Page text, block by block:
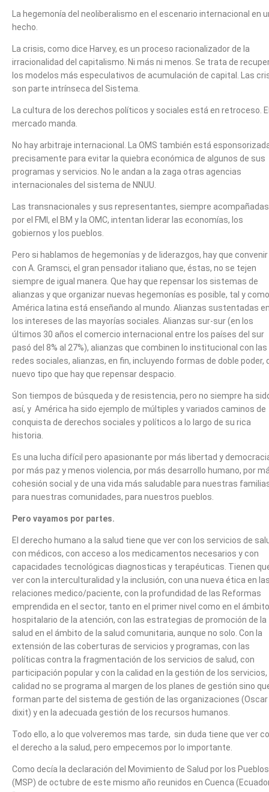
La hegemonía del neoliberalismo en el escenario internacional en
hecho.
La crisis, como dice Harvey, es un proceso racionalizador de la
irracionalidad del capitalismo. Ni más ni menos. Se trata de
los modelos más especulativos de acumulación de capital. Las
son parte intrínseca del Sistema.
La cultura de los derechos políticos y sociales está en retroceso.
mercado manda.
No hay arbitraje internacional. La OMS también está
precisamente para evitar la quiebra económica de algunos de sus
programas y servicios. No le andan a la zaga otras agencias
internacionales del sistema de NNUU.
Las transnacionales y sus representantes, siempre acompañadas
por el FMI, el BM y la OMC, intentan liderar las economías, los
gobiernos y los pueblos.
Pero si hablamos de hegemonías y de liderazgos, hay que convenir
con A. Gramsci, el gran pensador italiano que, éstas, no se tejen
siempre de igual manera. Que hay que repensar los sistemas de
alianzas y que organizar nuevas hegemonías es posible, tal y como
América latina está enseñando al mundo. Alianzas sustentadas
los intereses de las mayorías sociales. Alianzas sur-sur (en los
últimos 30 años el comercio internacional entre los países del sur
pasó del 8% al 27%), alianzas que combinen lo institucional con las
redes sociales, alianzas, en fin, incluyendo formas de doble poder,
nuevo tipo que hay que repensar despacio.
Son tiempos de búsqueda y de resistencia, pero no siempre ha
así, y América ha sido ejemplo de múltiples y variados caminos de
conquista de derechos sociales y políticos a lo largo de su rica
historia.
Es una lucha difícil pero apasionante por más libertad y
por más paz y menos violencia, por más desarrollo humano, por
cohesión social y de una vida más saludable para nuestras
para nuestras comunidades, para nuestros pueblos.
Pero vayamos por partes.
El derecho humano a la salud tiene que ver con los servicios de
con médicos, con acceso a los medicamentos necesarios y con
capacidades tecnológicas diagnosticas y terapéuticas. Tienen
ver con la interculturalidad y la inclusión, con una nueva ética en
relaciones medico/paciente, con la profundidad de las Reformas
emprendida en el sector, tanto en el primer nivel como en el ámbito
hospitalario de la atención, con las estrategias de promoción de la
salud en el ámbito de la salud comunitaria, aunque no solo. Con la
extensión de las coberturas de servicios y programas, con las
políticas contra la fragmentación de los servicios de salud, con
participación popular y con la calidad en la gestión de los servicios,
calidad no se programa al margen de los planes de gestión sino
forman parte del sistema de gestión de las organizaciones (Oscar
dixit) y en la adecuada gestión de los recursos humanos.
Todo ello, a lo que volveremos mas tarde, sin duda tiene que ver
el derecho a la salud, pero empecemos por lo importante.
Como decía la declaración del Movimiento de Salud por los Pueblos
(MSP) de octubre de este mismo año reunidos en Cuenca